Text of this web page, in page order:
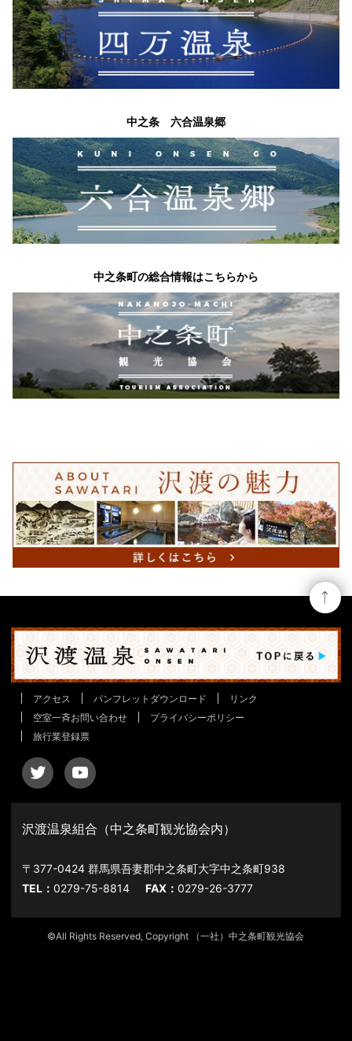
中之条 六合温泉郷
中之条町の総合情報はこちらから
アクセス パンフレットダウンロード
リンク
空室一斉お問い合わせ
プライバシーポリシー
旅行業登録票
沢渡温泉組合（中之条町観光協会内）
〒377-0424 群馬県吾妻郡中之条町大字中之条町938
TEL：0279-75-8814 FAX：0279-26-3777
©All Rights Reserved, Copyright （一社）中之条町観光協会